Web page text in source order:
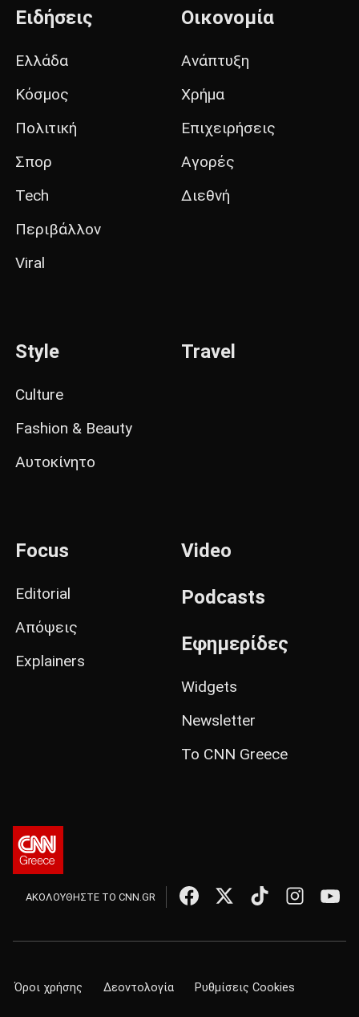
Ειδήσεις
Ελλάδα
Κόσμος
Πολιτική
Σπορ
Tech
Περιβάλλον
Viral
Οικονομία
Ανάπτυξη
Χρήμα
Επιχειρήσεις
Αγορές
Διεθνή
Style
Culture
Fashion & Beauty
Αυτοκίνητο
Travel
Focus
Editorial
Απόψεις
Explainers
Video
Podcasts
Εφημερίδες
Widgets
Newsletter
Το CNN Greece
ΑΚΟΛΟΥΘΗΣΤΕ ΤΟ CNN.GR
Όροι χρήσης Δεοντολογία Ρυθμίσεις Cookies